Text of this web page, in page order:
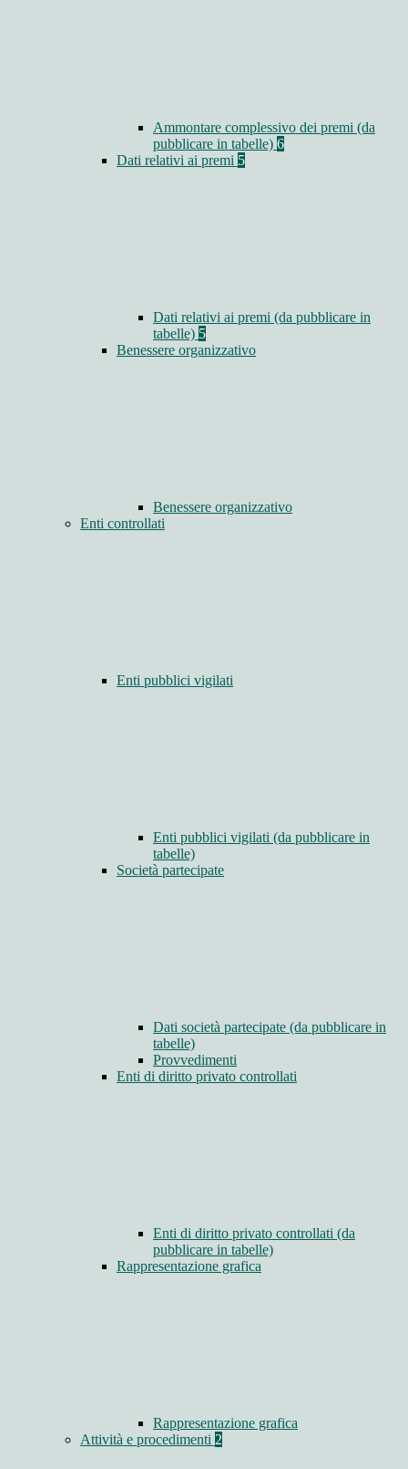
Ammontare complessivo dei premi (da
pubblicare in tabelle) 6
Dati relativi ai premi 5
Dati relativi ai premi (da pubblicare in
tabelle) 5
Benessere organizzativo
Benessere organizzativo
Enti controllati
Enti pubblici vigilati
Enti pubblici vigilati (da pubblicare in
tabelle)
Società partecipate
Dati società partecipate (da pubblicare in
tabelle)
Provvedimenti
Enti di diritto privato controllati
Enti di diritto privato controllati (da
pubblicare in tabelle)
Rappresentazione grafica
Rappresentazione grafica
Attività e procedimenti 2